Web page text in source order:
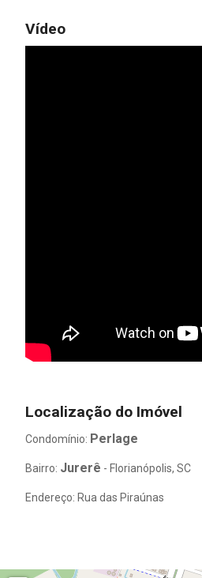
Vídeo
Localização do Imóvel
Condomínio: Perlage
Bairro: Jurerê - Florianópolis, SC
Endereço: Rua das Piraúnas